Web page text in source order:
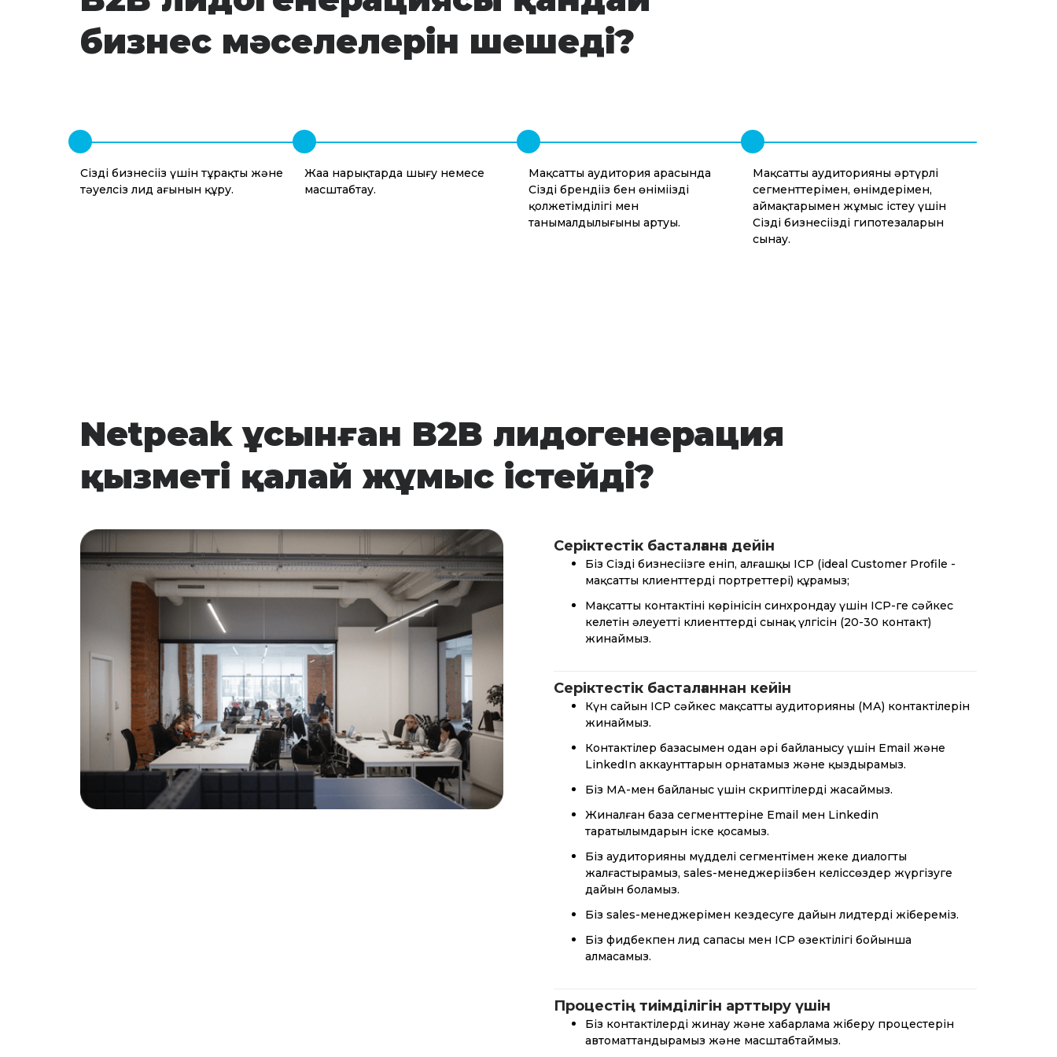
бизнес мәселелерін шешеді?
Сіздің бизнесіңіз үшін тұрақты және
тәуелсіз лид ағынын құру.
Жаңа нарықтарда шығу немесе
масштабтау.
Мақсатты аудитория арасында
Сіздің брендіңіз бен өніміңіздің
қолжетімділігі мен
танымалдылығының артуы.
Мақсатты аудиторияның әртүрлі
сегменттерімен, өнімдерімен,
аймақтарымен жұмыс істеу үшін
Сіздің бизнесіңіздің гипотезаларын
сынау.
Netpeak ұсынған B2B лидогенерация
қызметі қалай жұмыс істейді?
Серіктестік басталғанға дейін
Біз Сіздің бизнесіңізге еніп, алғашқы ICP (ideal Customer Profile -
мақсатты клиенттердің портреттері) құрамыз;
Мақсатты контактінің көрінісін синхрондау үшін ICP-ге сәйкес
келетін әлеуетті клиенттердің сынақ үлгісін (20-30 контакт)
жинаймыз.
Серіктестік басталғаннан кейін
Күн сайын ICP сәйкес мақсатты аудиторияның (МА) контактілерін
жинаймыз.
Контактілер базасымен одан әрі байланысу үшін Email және
LinkedIn аккаунттарын орнатамыз және қыздырамыз.
Біз МА-мен байланыс үшін скриптілерді жасаймыз.
Жиналған база сегменттеріне Email мен Linkedin
таратылымдарын іске қосамыз.
Біз аудиторияның мүдделі сегментімен жеке диалогты
жалғастырамыз, sales-менеджеріңізбен келіссөздер жүргізуге
дайын боламыз.
Біз sales-менеджерімен кездесуге дайын лидтерді жібереміз.
Біз фидбекпен лид сапасы мен ICP өзектілігі бойынша
алмасамыз.
Процестің тиімділігін арттыру үшін
Біз контактілерді жинау және хабарлама жіберу процестерін
автоматтандырамыз және масштабтаймыз.